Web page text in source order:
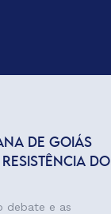
DE GOIÁS
DO
debate e as